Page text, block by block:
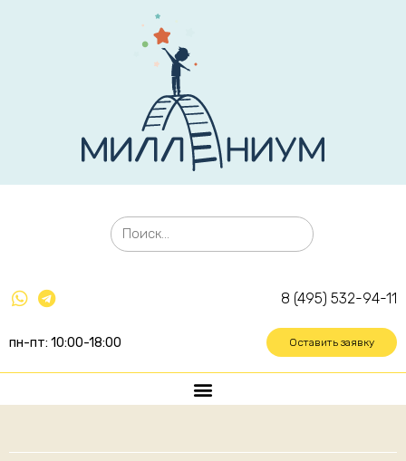
8 (495) 532-94-11
пн-пт: 10:00-18:00 Оставить заявку